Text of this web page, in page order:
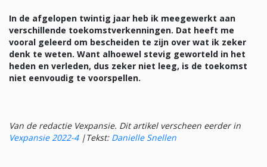
In de afgelopen twintig jaar heb ik meegewerkt aan
verschillende toekomstverkenningen. Dat heeft me
vooral geleerd om bescheiden te zijn over wat ik zeker
denk te weten. Want alhoewel stevig geworteld in het
heden en verleden, dus zeker niet leeg, is de toekomst
niet eenvoudig te voorspellen.
Van de redactie Vexpansie. Dit artikel verscheen eerder in
Vexpansie 2022-4|Tekst: Danielle Snellen